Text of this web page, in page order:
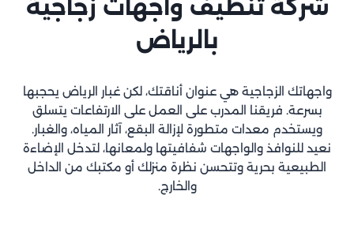
شركة تنظيف واجهات زجاجية
بالرياض
واجهاتك الزجاجية هي عنوان أناقتك، لكن غبار الرياض يحجبها
بسرعة. فريقنا المدرب على العمل على الارتفاعات يتسلق
ويستخدم معدات متطورة لإزالة البقع، آثار المياه، والغبار.
نعيد للنوافذ والواجهات شفافيتها ولمعانها، لتدخل الإضاءة
الطبيعية بحرية وتتحسن نظرة منزلك أو مكتبك من الداخل
والخارج.